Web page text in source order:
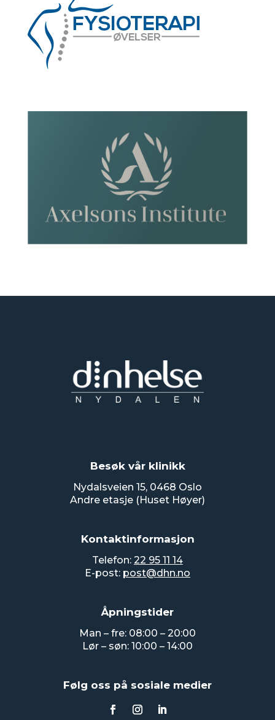
Besøk vår klinikk
Nydalsveien 15, 0468 Oslo
Andre etasje (Huset Høyer)
Kontaktinformasjon
Telefon: 22 95 11 14
E-post: post@dhn.no
Åpningstider
Man – fre: 08:00 – 20:00
Lør – søn: 10:00 – 14:00
Følg oss på sosiale medier